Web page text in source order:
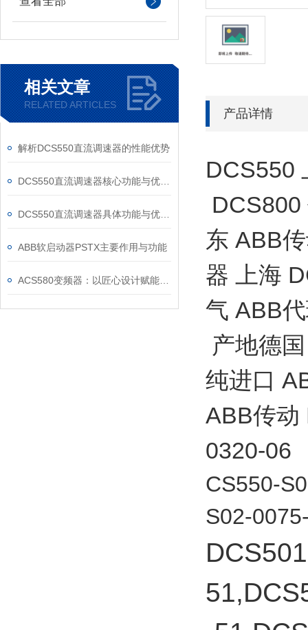
相关文章
RELATED ARTICLES
解析DCS550直流调速器的性能优势
ABB软启动器PSTX主要作用与功能
产品详情
DCS550
东 ABB
器 上海
气 ABB
产地德
纯进口
ABB传动
0320-06
CS550-
S02-